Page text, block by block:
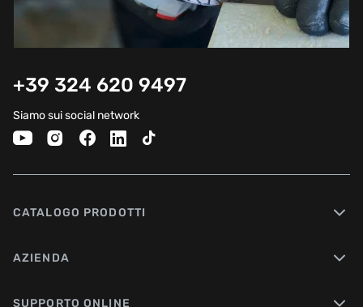
+39 324 620 9497
Siamo sui social network
CATALOGO PRODOTTI
AZIENDA
SUPPORTO ONLINE